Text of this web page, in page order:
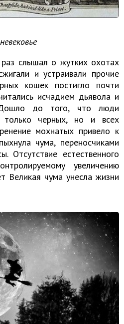
слышал о жутких охотах
и устраивали прочие
кошек постигло почти
исчадием дьявола и
до того, что люди
только черных, но и всех
мохнатых привело к
чума, переносчиками
Отсутствие естественного
увеличению
Великая чума унесла жизни